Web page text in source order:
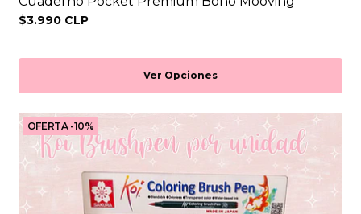
$3.990 CLP
Ver Opciones
OFERTA -10%